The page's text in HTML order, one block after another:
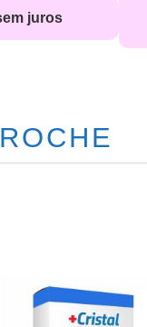
Cuidados com os
juros
ROCHE